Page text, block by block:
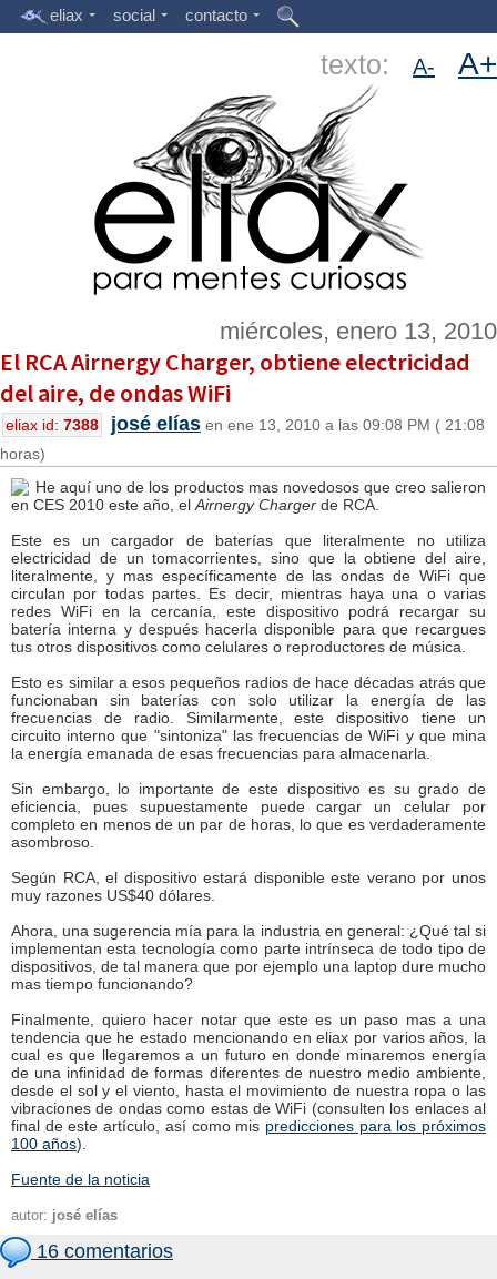
eliax social contacto
texto: A- A+
miércoles, enero 13, 2010
El RCA Airnergy Charger, obtiene electricidad
del aire, de ondas WiFi
eliax id: 7388 josé elías en ene 13, 2010 a las 09:08 PM ( 21:08
horas)
He aquí uno de los productos mas novedosos que creo salieron
en CES 2010 este año, el Airnergy Charger de RCA.
Este es un cargador de baterías que literalmente no utiliza
electricidad de un tomacorrientes, sino que la obtiene del aire,
literalmente, y mas específicamente de las ondas de WiFi que
circulan por todas partes. Es decir, mientras haya una o varias
redes WiFi en la cercanía, este dispositivo podrá recargar su
batería interna y después hacerla disponible para que recargues
tus otros dispositivos como celulares o reproductores de música.
Esto es similar a esos pequeños radios de hace décadas atrás que
funcionaban sin baterías con solo utilizar la energía de las
frecuencias de radio. Similarmente, este dispositivo tiene un
circuito interno que "sintoniza" las frecuencias de WiFi y que mina
la energía emanada de esas frecuencias para almacenarla.
Sin embargo, lo importante de este dispositivo es su grado de
eficiencia, pues supuestamente puede cargar un celular por
completo en menos de un par de horas, lo que es verdaderamente
asombroso.
Según RCA, el dispositivo estará disponible este verano por unos
muy razones US$40 dólares.
Ahora, una sugerencia mía para la industria en general: ¿Qué tal si
implementan esta tecnología como parte intrínseca de todo tipo de
dispositivos, de tal manera que por ejemplo una laptop dure mucho
mas tiempo funcionando?
Finalmente, quiero hacer notar que este es un paso mas a una
tendencia que he estado mencionando en eliax por varios años, la
cual es que llegaremos a un futuro en donde minaremos energía
de una infinidad de formas diferentes de nuestro medio ambiente,
desde el sol y el viento, hasta el movimiento de nuestra ropa o las
vibraciones de ondas como estas de WiFi (consulten los enlaces al
final de este artículo, así como mis predicciones para los próximos
100 años).
Fuente de la noticia
autor: josé elías
16 comentarios